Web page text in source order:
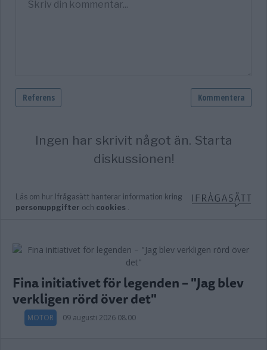
Fina initiativet för legenden – "Jag blev
verkligen rörd över det"
MOTOR 09 augusti 2026 08.00